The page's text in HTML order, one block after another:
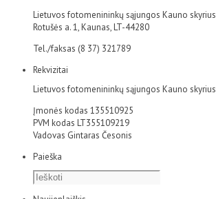
Lietuvos fotomenininkų sąjungos Kauno skyrius
Rotušės a. 1, Kaunas, LT-44280
Tel./faksas (8 37) 321789
Rekvizitai
Lietuvos fotomenininkų sąjungos Kauno skyrius
Įmonės kodas 135510925
PVM kodas LT355109219
Vadovas Gintaras Česonis
Paieška